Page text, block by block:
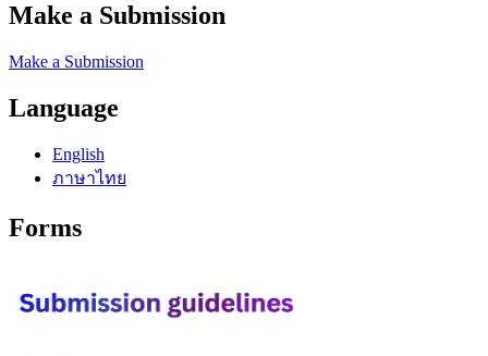
Make a Submission
Make a Submission
Language
English
ภาษาไทย
Forms